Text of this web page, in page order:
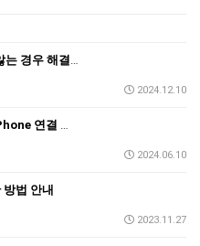
경우 해결방법
2024.12.10
_Copy Mode 설정
2024.06.10
법 안내
2023.11.27